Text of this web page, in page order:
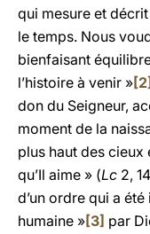
qui mesure et
le temps. Nous
bienfaisant
l’histoire à venir »[2]
don du Seigneur,
moment de la
plus haut des cieux
qu’Il aime » (Lc 2,
d’un ordre qui a
humaine »[3] par